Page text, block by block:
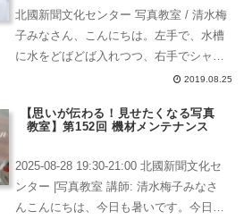
北國新聞文化センター 写真教室 / 清水梅
子みなさん、こんにちは。左手で、水槽
に水をどばどば入れつつ、右手でシャッ
ターを切っています。スピードライトは
手持ちです。スピードライトを使用しな
2019.08.25
【思いが伝わる！見せたくなる写真
教室】第152回 機材メンテナンス
2025-08-28 19:30-21:00 北國新聞文化セ
ンター |写真教室 講師: 清水梅子みなさ
んこんにちは、今日も暑いです。今日